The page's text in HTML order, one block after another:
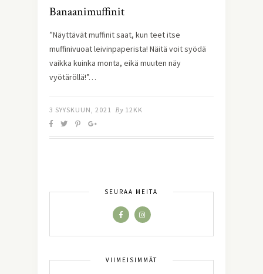
Banaanimuffinit
”Näyttävät muffinit saat, kun teet itse
muffinivuoat leivinpaperista! Näitä voit syödä
vaikka kuinka monta, eikä muuten näy
vyötäröllä!”…
3 SYYSKUUN, 2021 By 12KK
SEURAA MEITÄ
VIIMEISIMMÄT